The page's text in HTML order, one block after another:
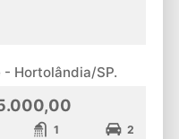
Hortolândia/SP.
1 2